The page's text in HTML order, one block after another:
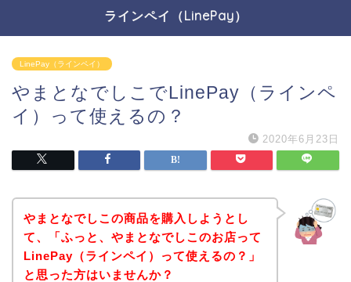
ラインペイ（LinePay）
LinePay（ラインペイ）
やまとなでしこでLinePay（ラインペ
イ）って使えるの？
2020年6月23日
やまとなでしこの商品を購入しようとし
て、「ふっと、やまとなでしこのお店って
LinePay（ラインペイ）って使えるの？」
と思った方はいませんか？